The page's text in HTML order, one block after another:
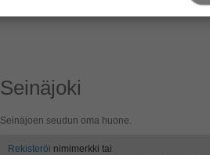
Seinäjoki
Seinäjoen seudun oma huone.
Rekisteröi nimimerkki tai